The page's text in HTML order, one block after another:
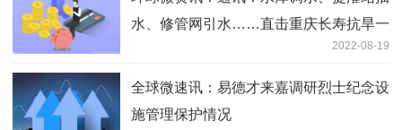
水、修管网引水……直击重庆长寿抗旱一
2022-08-19
全球微速讯：易德才来嘉调研烈士纪念设
施管理保护情况